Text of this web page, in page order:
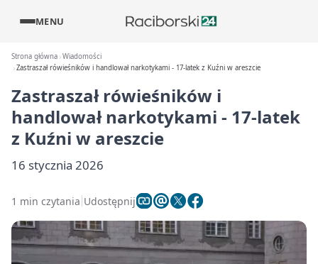
MENU
Strona główna Wiadomości
Zastraszał rówieśników i handlował narkotykami - 17-latek z Kuźni w areszcie
Zastraszał rówieśników i
handlował narkotykami - 17-latek
z Kuźni w areszcie
16 stycznia 2026
1 min czytania Udostępnij